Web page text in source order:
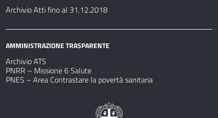
Archivio Atti fino al 31.12.2018
AMMINISTRAZIONE TRASPARENTE
Archivio ATS
PNRR – Missione 6 Salute
PNES – Area Contrastare la povertà sanitaria